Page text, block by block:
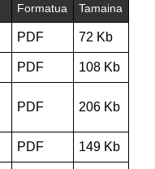
Formatua Tamaina
PDF 72 Kb
PDF 108 Kb
PDF 206 Kb
PDF 149 Kb